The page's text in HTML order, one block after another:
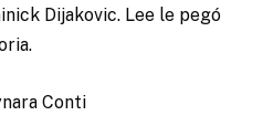
Dijakovic. Lee le pegó
Conti